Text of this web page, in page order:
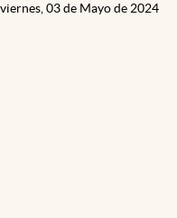
viernes, 03 de Mayo de 2024